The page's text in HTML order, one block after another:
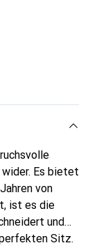
Es bietet
von
ist es die
und
Sitz.